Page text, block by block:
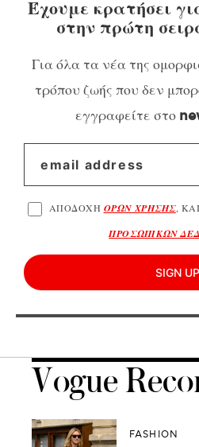
Έχουμε κρατήσει
στην πρώτη
Για όλα τα νέα της
τρόπου ζωής που δεν
εγγραφείτε στο
ΑΠΟΔΟΧΗ ΟΡΩΝ ΧΡΗΣΗΣ,
ΠΡΟΣΩΠΙΚΩΝ
SIGN UP
Vogue
FASHION